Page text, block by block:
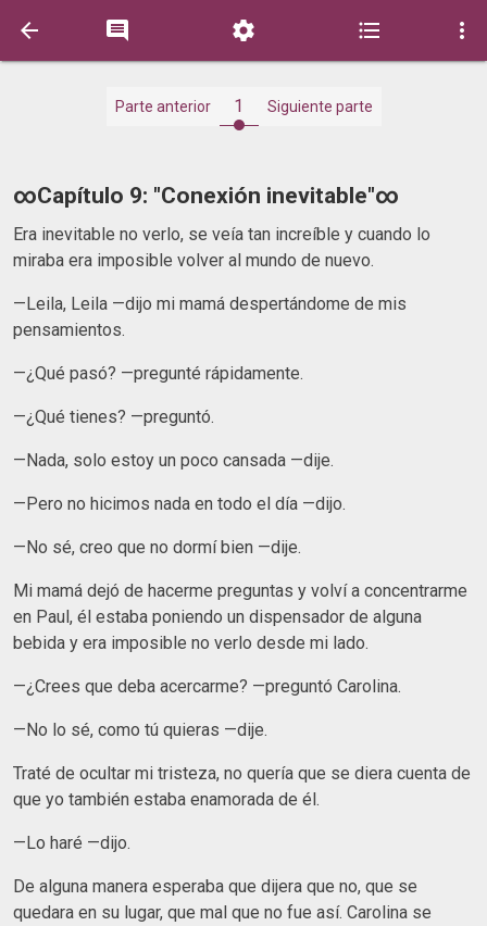
    
Parte anterior 1 Siguiente parte
∞Capítulo 9: "Conexión inevitable"∞
Era inevitable no verlo, se veía tan increíble y cuando lo
miraba era imposible volver al mundo de nuevo.
—Leila, Leila —dijo mi mamá despertándome de mis
pensamientos.
—¿Qué pasó? —pregunté rápidamente.
—¿Qué tienes? —preguntó.
—Nada, solo estoy un poco cansada —dije.
—Pero no hicimos nada en todo el día —dijo.
—No sé, creo que no dormí bien —dije.
Mi mamá dejó de hacerme preguntas y volví a concentrarme
en Paul, él estaba poniendo un dispensador de alguna
bebida y era imposible no verlo desde mi lado.
—¿Crees que deba acercarme? —preguntó Carolina.
—No lo sé, como tú quieras —dije.
Traté de ocultar mi tristeza, no quería que se diera cuenta de
que yo también estaba enamorada de él.
—Lo haré —dijo.
De alguna manera esperaba que dijera que no, que se
quedara en su lugar, que mal que no fue así. Carolina se